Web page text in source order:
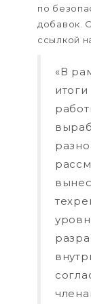
по
добавок.
ссылкой
«В